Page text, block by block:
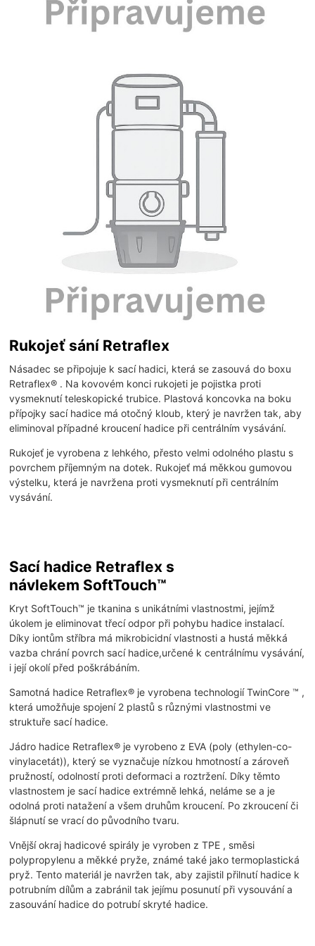
Rukojeť sání Retraflex
Násadec se připojuje k sací hadici, která se zasouvá do boxu
Retraflex® . Na kovovém konci rukojeti je pojistka proti
vysmeknutí teleskopické trubice. Plastová koncovka na boku
přípojky sací hadice má otočný kloub, který je navržen tak, aby
eliminoval případné kroucení hadice při centrálním vysávání.
Rukojeť je vyrobena z lehkého, přesto velmi odolného plastu s
povrchem příjemným na dotek. Rukojeť má měkkou gumovou
výstelku, která je navržena proti vysmeknutí při centrálním
vysávání.
Sací hadice Retraflex s
návlekem SoftTouch™
Kryt SoftTouch™ je tkanina s unikátními vlastnostmi, jejímž
úkolem je eliminovat třecí odpor při pohybu hadice instalací.
Díky iontům stříbra má mikrobicidní vlastnosti a hustá měkká
vazba chrání povrch sací hadice,určené k centrálnímu vysávání,
i její okolí před poškrábáním.
Samotná hadice Retraflex® je vyrobena technologií TwinCore ™ ,
která umožňuje spojení 2 plastů s různými vlastnostmi ve
struktuře sací hadice.
Jádro hadice Retraflex® je vyrobeno z EVA (poly (ethylen-co-
vinylacetát)), který se vyznačuje nízkou hmotností a zároveň
pružností, odolností proti deformaci a roztržení. Díky těmto
vlastnostem je sací hadice extrémně lehká, neláme se a je
odolná proti natažení a všem druhům kroucení. Po zkroucení či
šlápnutí se vrací do původního tvaru.
Vnější okraj hadicové spirály je vyroben z TPE , směsi
polypropylenu a měkké pryže, známé také jako termoplastická
pryž. Tento materiál je navržen tak, aby zajistil přilnutí hadice k
potrubním dílům a zabránil tak jejímu posunutí při vysouvání a
zasouvání hadice do potrubí skryté hadice.